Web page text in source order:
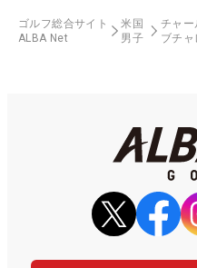
ゴルフ総合サイト
ALBA Net
米国
男子
チャー
ブチャ